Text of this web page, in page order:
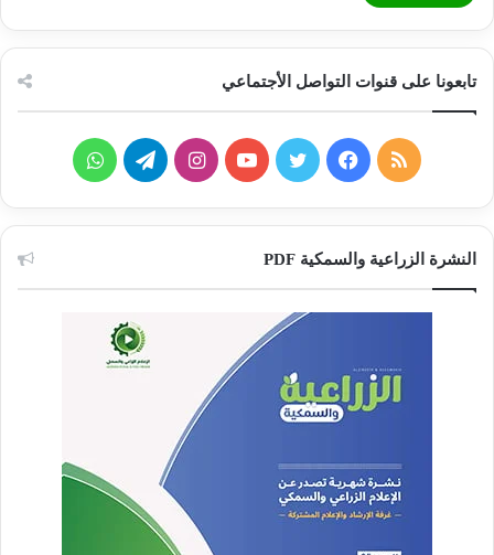
تابعونا على قنوات التواصل الأجتماعي
ملخص
الموقع
فيسبوكتويتر يوتيوبانستقرامتيلقرامواتساب
النشرة الزراعية والسمكية PDF